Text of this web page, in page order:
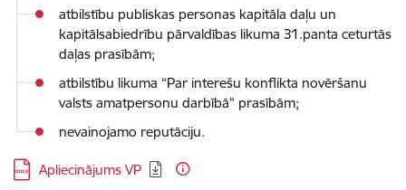
atbilstību publiskas personas kapitāla daļu un
kapitālsabiedrību pārvaldības likuma 31.panta ceturtās
daļas prasībām;
atbilstību likuma “Par interešu konflikta novēršanu
valsts amatpersonu darbībā” prasībām;
nevainojamo reputāciju.
Lejupielādēt:
Apliecinājums VP